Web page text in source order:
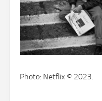
Photo: Netflix © 2023.